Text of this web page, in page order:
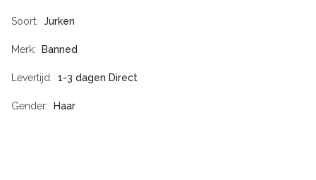
Soort Jurken
Merk Banned
Levertijd 1-3 dagen Direct
Gender Haar